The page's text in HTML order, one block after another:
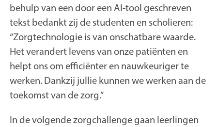
behulp van een door een AI-tool geschreven
tekst bedankt zij de studenten en scholieren:
“Zorgtechnologie is van onschatbare waarde.
Het verandert levens van onze patiënten en
helpt ons om efficiënter en nauwkeuriger te
werken. Dankzij jullie kunnen we werken aan de
toekomst van de zorg.”
In de volgende zorgchallenge gaan leerlingen